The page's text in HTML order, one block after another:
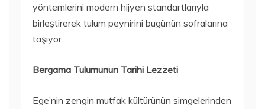
yöntemlerini modern hijyen standartlarıyla
birleştirerek tulum peynirini bugünün sofralarına
taşıyor.
Bergama Tulumunun Tarihi Lezzeti
Ege’nin zengin mutfak kültürünün simgelerinden